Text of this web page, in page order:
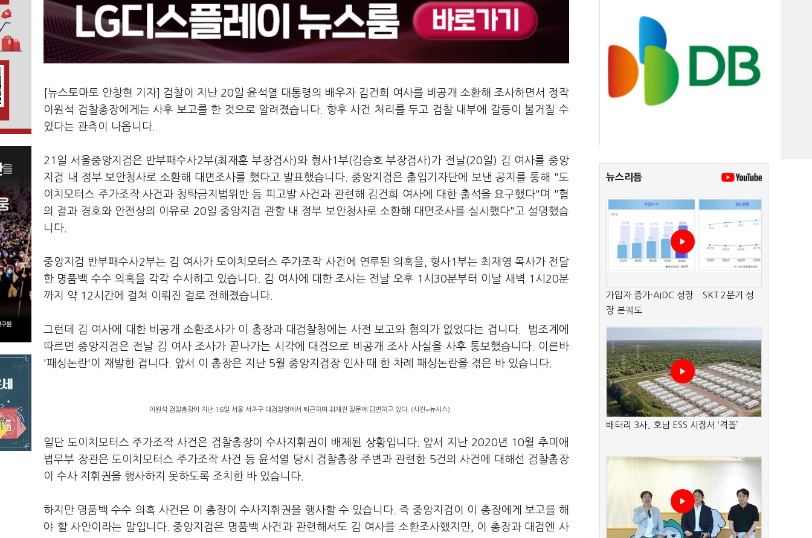
[뉴스토마토 안창현 기자] 검찰이 지난 20일 윤석열 대통령의 배우자 김건희 여사를 비공개 소환해 조사하면서 정작
이원석 검찰총장에게는 사후 보고를 한 것으로 알려졌습니다. 향후 사건 처리를 두고 검찰 내부에 갈등이 불거질 수
있다는 관측이 나옵니다.
21일 서울중앙지검은 반부패수사2부(최재훈 부장검사)와 형사1부(김승호 부장검사)가 전날(20일) 김 여사를 중앙
지검 내 정부 보안청사로 소환해 대면조사를 했다고 발표했습니다. 중앙지검은 출입기자단에 보낸 공지를 통해 "도
이치모터스 주가조작 사건과 청탁금지법위반 등 피고발 사건과 관련해 김건희 여사에 대한 출석을 요구했다"며 "협
의 결과 경호와 안전상의 이유로 20일 중앙지검 관할 내 정부 보안청사로 소환해 대면조사를 실시했다"고 설명했습
니다.
중앙지검 반부패수사2부는 김 여사가 도이치모터스 주가조작 사건에 연루된 의혹을, 형사1부는 최재영 목사가 전달
한 명품백 수수 의혹을 각각 수사하고 있습니다. 김 여사에 대한 조사는 전날 오후 1시30분부터 이날 새벽 1시20분
까지 약 12시간에 걸쳐 이뤄진 걸로 전해졌습니다.
그런데 김 여사에 대한 비공개 소환조사가 이 총장과 대검찰청에는 사전 보고와 협의가 없었다는 겁니다. 법조계에
따르면 중앙지검은 전날 김 여사 조사가 끝나가는 시각에 대검으로 비공개 조사 사실을 사후 통보했습니다. 이른바
'패싱논란'이 재발한 겁니다. 앞서 이 총장은 지난 5월 중앙지검장 인사 때 한 차례 패싱논란을 겪은 바 있습니다.
이원석 검찰총장이 지난 16일 서울 서초구 대검찰청에서 퇴근하며 취재진 질문에 답변하고 있다. (사진=뉴시스)
일단 도이치모터스 주가조작 사건은 검찰총장이 수사지휘권이 배제된 상황입니다. 앞서 지난 2020년 10월 추미애
법무부 장관은 도이치모터스 주가조작 사건 등 윤석열 당시 검찰총장 주변과 관련한 5건의 사건에 대해선 검찰총장
이 수사 지휘권을 행사하지 못하도록 조치한 바 있습니다.
하지만 명품백 수수 의혹 사건은 이 총장이 수사지휘권을 행사할 수 있습니다. 즉 중앙지검이 이 총장에게 보고를 해
야 할 사안이라는 말입니다. 중앙지검은 명품백 사건과 관련해서도 김 여사를 소환조사했지만, 이 총장과 대검엔 사
뉴스리듬
가입자 증가·AIDC 성장…SKT 2분기 성
장 본궤도
배터리 3사, 호남 ESS 시장서 ‘격돌’